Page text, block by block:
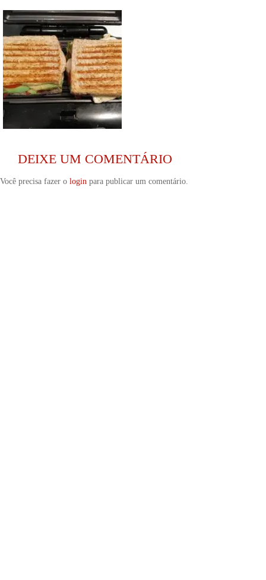
DEIXE UM COMENTÁRIO
Você precisa fazer o login para publicar um comentário.